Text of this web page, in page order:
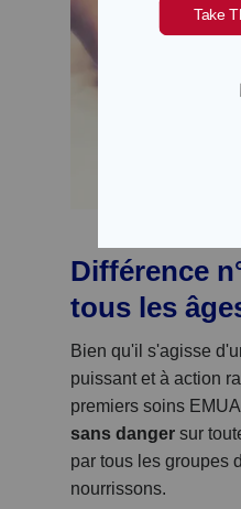
Différence
tous les
Bien qu'il s'agisse
puissant et à action
premiers soins
sans danger sur
par tous les groupes
nourrissons.